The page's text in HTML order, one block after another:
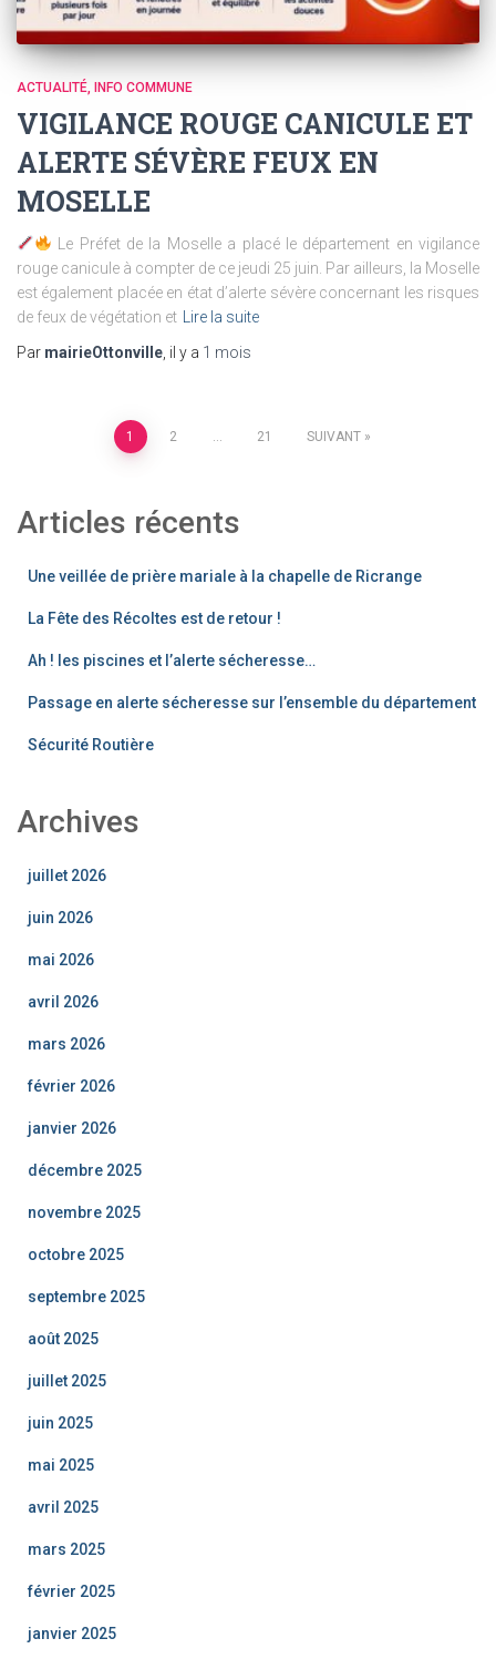
ACTUALITÉ INFO COMMUNE
VIGILANCE ROUGE CANICULE ET
ALERTE SÉVÈRE FEUX EN
MOSELLE
Le Préfet de la Moselle a placé le département en vigilance
rouge canicule à compter de ce jeudi 25 juin. Par ailleurs, la Moselle
est également placée en état d’alerte sévère concernant les risques
de feux de végétation et
Lire la suite
Par mairieOttonville , il y a 1 mois
Pagination
publications
1 2 21 SUIVANT
Articles récents
Une veillée de prière mariale à la chapelle de Ricrange
La Fête des Récoltes est de retour !
Ah ! les piscines et l’alerte sécheresse…
Passage en alerte sécheresse sur l’ensemble du département
Sécurité Routière
Archives
juillet 2026
juin 2026
mai 2026
avril 2026
mars 2026
février 2026
janvier 2026
décembre 2025
novembre 2025
octobre 2025
septembre 2025
août 2025
juillet 2025
juin 2025
mai 2025
avril 2025
mars 2025
février 2025
janvier 2025